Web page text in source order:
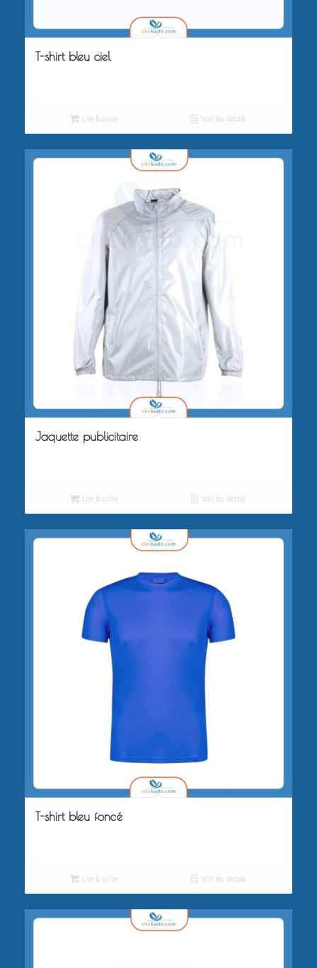
T-shirt bleu ciel
Lire la suite Voir les détails
Jaquette publicitaire
Lire la suite Voir les détails
T-shirt bleu foncé
Lire la suite Voir les détails